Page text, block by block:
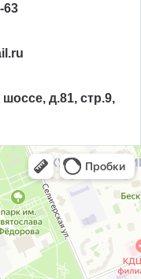
63
д.81, стр.9,